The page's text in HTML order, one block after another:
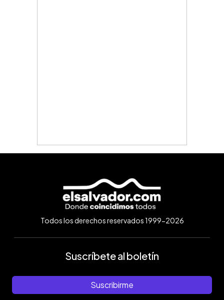
Todos los derechos reservados 1999-2026
Suscríbete al boletín
Suscribirme